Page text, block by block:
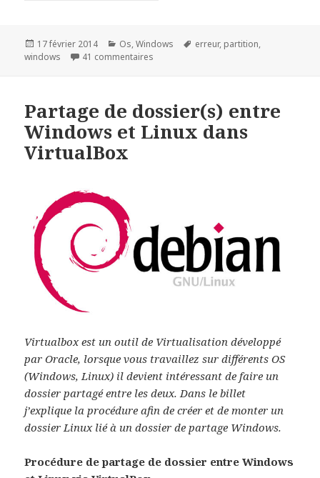
Publié
le
17 février 2014 Catégories
Os,Windows
Mots-
erreur, partition,
windows
41 commentaires
Partage de dossier(s) entre
Windows et Linux dans
VirtualBox
Virtualbox est un outil de Virtualisation développé
par Oracle, lorsque vous travaillez sur différents OS
(Windows, Linux) il devient intéressant de faire un
dossier partagé entre les deux. Dans le billet
j’explique la procédure afin de créer et de monter un
dossier Linux lié à un dossier de partage Windows.
Procédure de partage de dossier entre Windows